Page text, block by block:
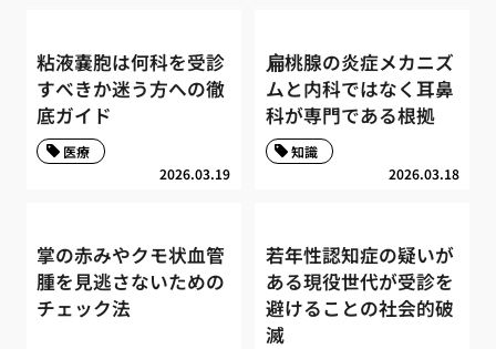
粘液嚢胞は何科を受診
すべきか迷う方への徹
底ガイド
2026.03.19
医療
扁桃腺の炎症メカニズ
ムと内科ではなく耳鼻
科が専門である根拠
2026.03.18
知識
掌の赤みやクモ状血管
腫を見逃さないための
チェック法
若年性認知症の疑いが
ある現役世代が受診を
避けることの社会的破
滅